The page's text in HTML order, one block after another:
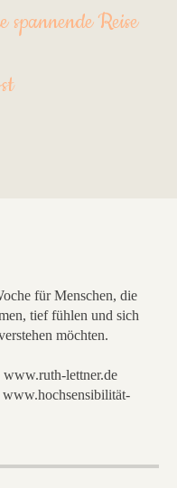
spannende Reise
für Menschen, die
tief fühlen und sich
möchten.
lettner.de